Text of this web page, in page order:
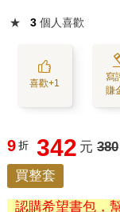
★ 3 個人喜歡
喜歡+1
寫
賺
9 折 342 元 380
買整套
認購希望書包，